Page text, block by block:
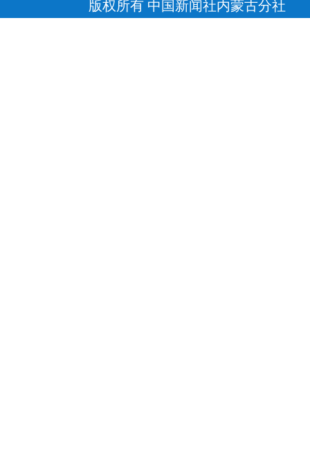
版权所有 中国新闻社内蒙古分社